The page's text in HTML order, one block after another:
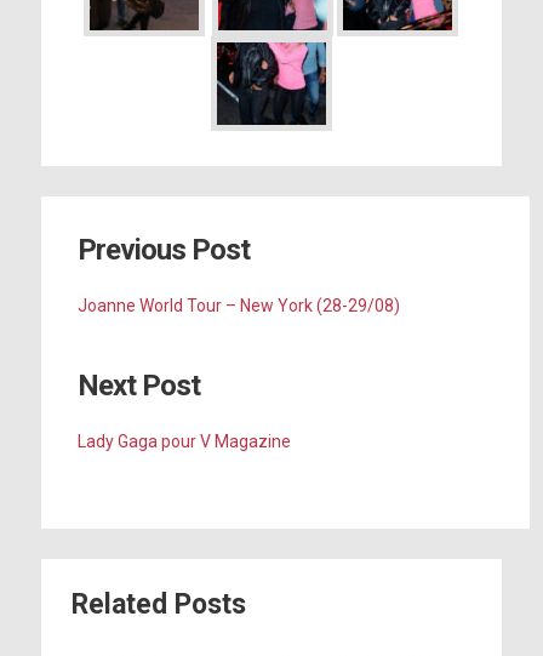
Previous Post
Joanne World Tour – New York (28-29/08)
Next Post
Lady Gaga pour V Magazine
Related Posts